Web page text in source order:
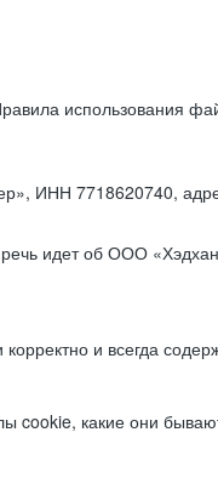
использования
ИНН 7718620740,
идет об ООО
и всегда
какие они